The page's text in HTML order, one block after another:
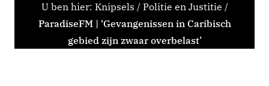
U ben hier: Knipsels / Politie en Justitie /
ParadiseFM | ‘Gevangenissen in Caribisch
gebied zijn zwaar overbelast’